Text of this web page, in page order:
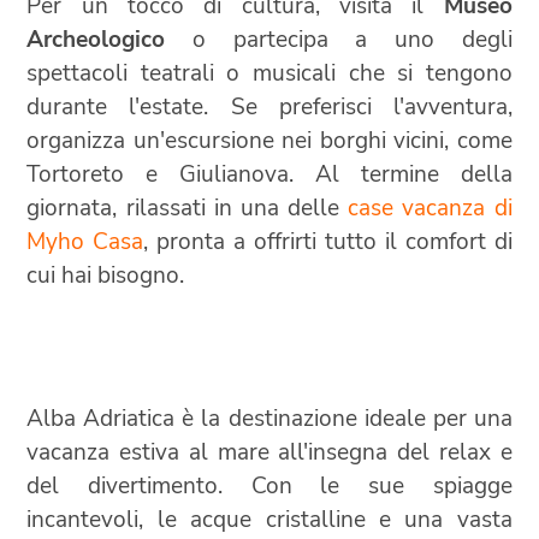
Archeologico o partecipa a uno degli
spettacoli teatrali o musicali che si tengono
durante l'estate. Se preferisci l'avventura,
organizza un'escursione nei borghi vicini, come
Tortoreto e Giulianova. Al termine della
giornata, rilassati in una dellecase vacanza di
Myho Casa, pronta a offrirti tutto il comfort di
cui hai bisogno.
Alba Adriatica è la destinazione ideale per una
vacanza estiva al mare all'insegna del relax e
del divertimento. Con le sue spiagge
incantevoli, le acque cristalline e una vasta